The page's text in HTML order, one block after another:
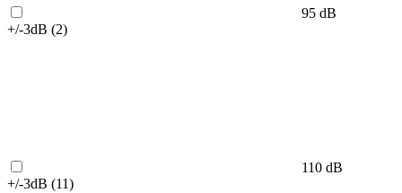
95 dB
+/-3dB (2)
110 dB
+/-3dB (11)